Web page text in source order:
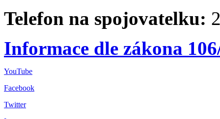
Telefon na spojovatelku:
Informace dle zákona
YouTube
Facebook
Twitter